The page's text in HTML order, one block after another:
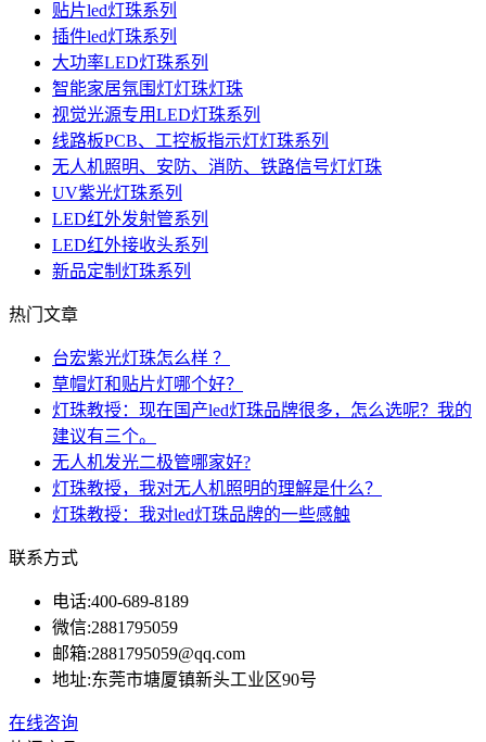
贴片led灯珠系列
插件led灯珠系列
大功率LED灯珠系列
智能家居氛围灯灯珠灯珠
视觉光源专用LED灯珠系列
线路板PCB、工控板指示灯灯珠系列
无人机照明、安防、消防、铁路信号灯灯珠
UV紫光灯珠系列
LED红外发射管系列
LED红外接收头系列
新品定制灯珠系列
热门文章
台宏紫光灯珠怎么样 ？
草帽灯和贴片灯哪个好？
灯珠教授：现在国产led灯珠品牌很多，怎么选呢？我的
建议有三个。
无人机发光二极管哪家好?
灯珠教授，我对无人机照明的理解是什么？
灯珠教授：我对led灯珠品牌的一些感触
联系方式
电话:400-689-8189
微信:2881795059
邮箱:2881795059@qq.com
地址:东莞市塘厦镇新头工业区90号
在线咨询